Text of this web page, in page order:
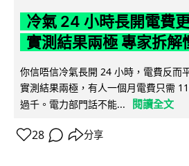
冷氣 24 小時長開電費
實測結果兩極 專家拆解
你信唔信冷氣長開 24 小時，電費反而
實測結果兩極，有人一個月電費只需
過千。電力部門話不能...
閱讀全文
28 分享